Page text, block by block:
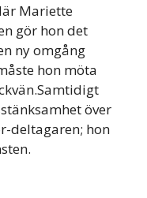
Mariette
gör hon det
ny omgång
hon möta
över
deltagaren; hon